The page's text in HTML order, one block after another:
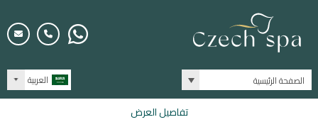
العربية الصفحة الرئيسية
تفاصيل العرض